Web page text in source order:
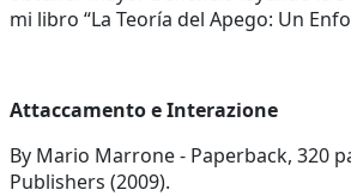
mi libro “La Teoría del Apego: Un
Attaccamento e Interazione
By Mario Marrone - Paperback, 320
Publishers (2009).